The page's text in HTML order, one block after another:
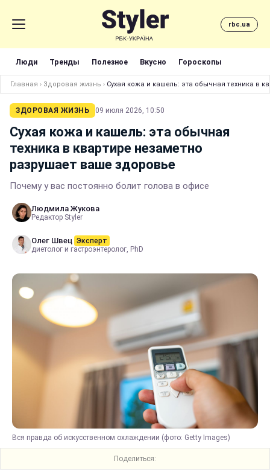
rbc.ua
Люди Тренды Полезное Вкусно Гороскопы
Главная › Здоровая жизнь › Сухая кожа и кашель: эта обычная техника в
ЗДОРОВАЯ ЖИЗНЬ 09 июля 2026, 10:50
Сухая кожа и кашель: эта обычная
техника в квартире незаметно
разрушает ваше здоровье
Почему у вас постоянно болит голова в офисе
Людмила Жукова
Редактор Styler
Олег Швец Эксперт
диетолог и гастроэнтеролог, PhD
Вся правда об искусственном охлаждении (фото: Getty Images)
Поделиться: